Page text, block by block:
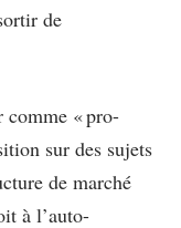
de
comme « pro-
sur des sujets
de marché
à l’auto-